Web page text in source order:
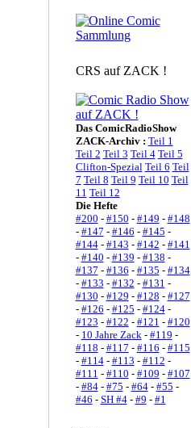
CRS auf ZACK !
Das ComicRadioShow
ZACK-Archiv : Teil 1
Teil 2 Teil 3 Teil 4 Teil 5
Clifton-Spezial Teil 6 Teil
7 Teil 8 Teil 9 Teil 10 Teil
11 Teil 12
Die Hefte
#200 - #150 - #149 - #148
- #147 - #146 - #145 -
#144- #143 - #142 - #141
- #140 - #139 - #138 -
#137 - #136 - #135 - #134
- #133 - #132 - #131 -
#130 - #129 - #128 - #127
- #126 - #125 - #124-
#123 - #122 - #121 - #120
- 10 Jahre Zack- #119 -
#118 - #117 - #116 - #115
- #114- #113 - #112 -
#111 - #110 - #109 - #107
- #84- #75 - #64- #55 -
#46 - SH #4- #9 - #1